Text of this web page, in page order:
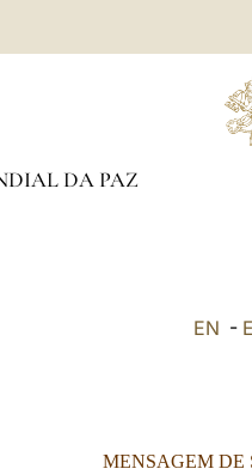
DA PAZ
EN -
MENSAGEM DE